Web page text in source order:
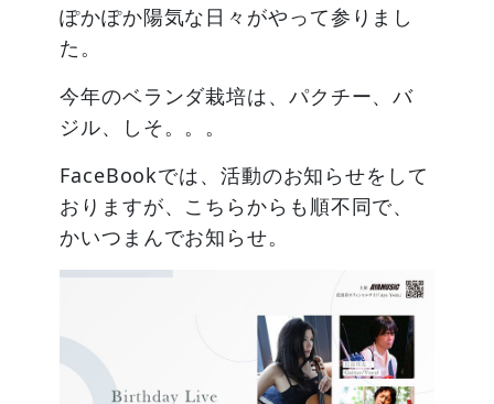
ぽかぽか陽気な日々がやって参りまし
た。
今年のベランダ栽培は、パクチー、バ
ジル、しそ。。。
FaceBookでは、活動のお知らせをして
おりますが、こちらからも順不同で、
かいつまんでお知らせ。